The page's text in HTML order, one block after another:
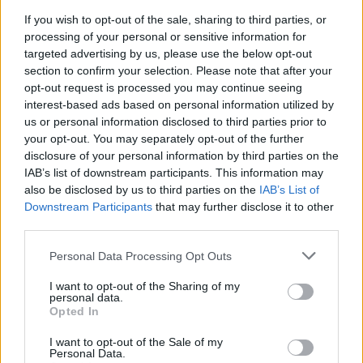
If you wish to opt-out of the sale, sharing to third parties, or
processing of your personal or sensitive information for
targeted advertising by us, please use the below opt-out
section to confirm your selection. Please note that after your
opt-out request is processed you may continue seeing
interest-based ads based on personal information utilized by
us or personal information disclosed to third parties prior to
your opt-out. You may separately opt-out of the further
disclosure of your personal information by third parties on the
IAB’s list of downstream participants. This information may
also be disclosed by us to third parties on the IAB’s List of
Downstream Participants that may further disclose it to other
Personal Data Processing Opt Outs
I want to opt-out of the Sharing of my
personal data.
Opted In
I want to opt-out of the Sale of my
Personal Data.
Ministerstvo životního prostředí aktualizovalo Národní
akční plán adaptace na změnu klimatu
7.8.2026 10:53 (ČTK)
Diskuse: 8
Ministerstvo životního
prostředí (MŽP) dokončilo
návrh aktualizace Národního
akčního plánu adaptace na
změnu klimatu pro období
2026–2030. Na opatření z Operačního fondu životního prostředí
(OPŽP) alokovalo celkem 11,2 miliardy korun. Od roku 2021 už bylo
z fondu částkou 8,6 miliard korun podpořeno 776 projektů
zaměřených na přizpůsobení se změně klimatu, prevenci rizik a
posilování odolnosti vůči klimatickým dopadům.
U Mallorky mělo moře přes rekordních 33 stupňů,
uvádí meteorologové
7.8.2026 10:45 (ČTK
Povrchová teplota moře u
Mallorky ve středu odpoledne